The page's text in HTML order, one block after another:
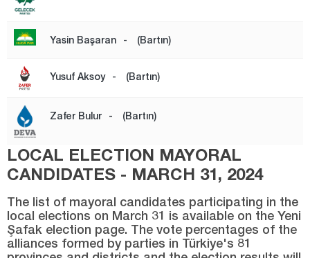
Hatay
Iğdır
Kahramanmaraş
Karabük
Karaman
Kars
Kastamonu
Kayseri
Kilis
Kırıkkale
Yasin Başaran - (Bartın)
Yusuf Aksoy - (Bartın)
Zafer Bulur - (Bartın)
LOCAL ELECTION MAYORAL
CANDIDATES - MARCH 31, 2024
The list of mayoral candidates participating in the
local elections on March 31 is available on the Yeni
Şafak election page. The vote percentages of the
alliances formed by parties in Türkiye's 81